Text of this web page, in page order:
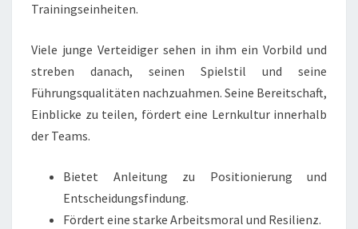
Trainingseinheiten.
Viele junge Verteidiger sehen in ihm ein Vorbild und
streben danach, seinen Spielstil und seine
Führungsqualitäten nachzuahmen. Seine Bereitschaft,
Einblicke zu teilen, fördert eine Lernkultur innerhalb
der Teams.
Bietet Anleitung zu Positionierung und
Entscheidungsfindung.
Fördert eine starke Arbeitsmoral und Resilienz.